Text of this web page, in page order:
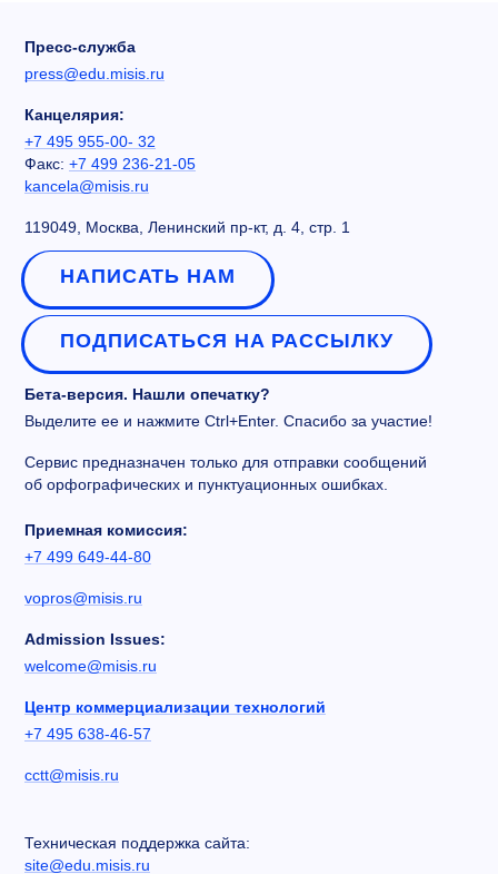
Пресс-служба
press@edu.misis.ru
Канцелярия:
+7 495 955-00- 32
Факс: +7 499 236-21-05
kancela@misis.ru
119049, Москва, Ленинский пр-кт, д. 4, стр. 1
НАПИСАТЬ НАМ
ПОДПИСАТЬСЯ НА РАССЫЛКУ
Бета-версия. Нашли опечатку?
Выделите ее и нажмите Ctrl+Enter. Спасибо за участие!
Сервис предназначен только для отправки сообщений
об орфографических и пунктуационных ошибках.
Приемная комиссия:
+7 499 649-44-80
vopros@misis.ru
Admission Issues:
welcome@misis.ru
Центр коммерциализации технологий
+7 495 638-46-57
cctt@misis.ru
Техническая поддержка сайта:
site@edu.misis.ru